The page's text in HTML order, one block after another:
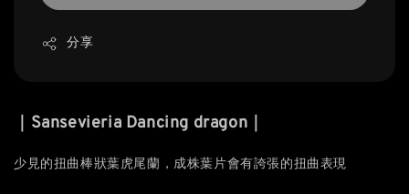
分享
｜Sansevieria Dancing dragon｜
少見的扭曲棒狀葉虎尾蘭，成株葉片會有誇張的扭曲表現